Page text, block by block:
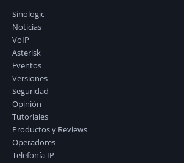
Sinologic
Noticias
VoIP
Asterisk
Eventos
Versiones
Seguridad
Opinión
Tutoriales
Productos y Reviews
Operadores
Telefonía IP